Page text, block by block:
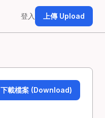
登入 上傳 Upload
下載檔案 (Download)